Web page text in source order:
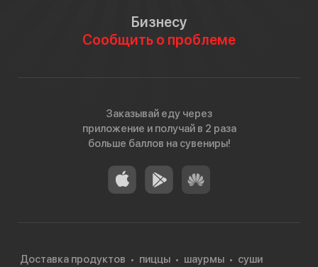
Бизнесу
Сообщить о проблеме
Заказывай еду через
приложение и получай в 2 раза
больше баллов на сувениры!
Доставка продуктов пиццы шаурмы
суши